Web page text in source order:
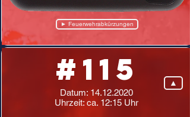
► Feuerwehrabkürzungen
Datum: 14.12.2020
Uhrzeit: ca. 12:15 Uhr
#115 ▲